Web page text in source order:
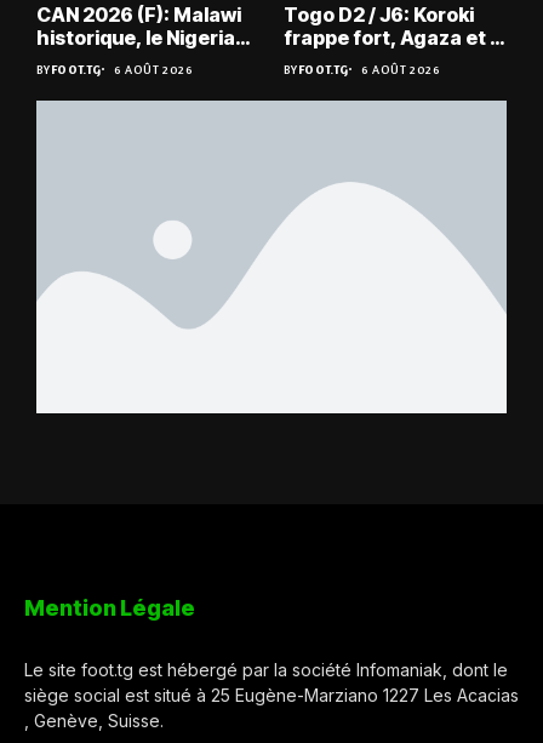
CAN 2026 (F): Malawi
historique, le Nigeria
sauvé, la Zambie
éliminée
BYFOOT.TG 6 AOÛT 2026
Togo D2 / J6: Koroki
frappe fort, Agaza et la
JCA assurent,
suspense avant Sara
FC – Doumbé FC
BYFOOT.TG 6 AOÛT 2026
Mention Légale
Le site foot.tg est hébergé par la société Infomaniak, dont le
siège social est situé à 25 Eugène-Marziano 1227 Les Acacias
, Genève, Suisse.